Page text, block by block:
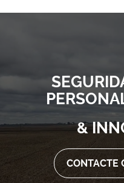
&
CONTACTE